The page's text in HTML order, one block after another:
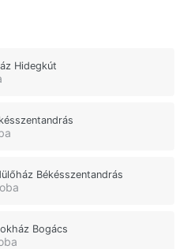
Hidegkút
Békésszentandrás
Bogács